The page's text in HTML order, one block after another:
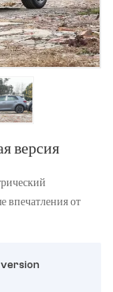
версия
впечатления от